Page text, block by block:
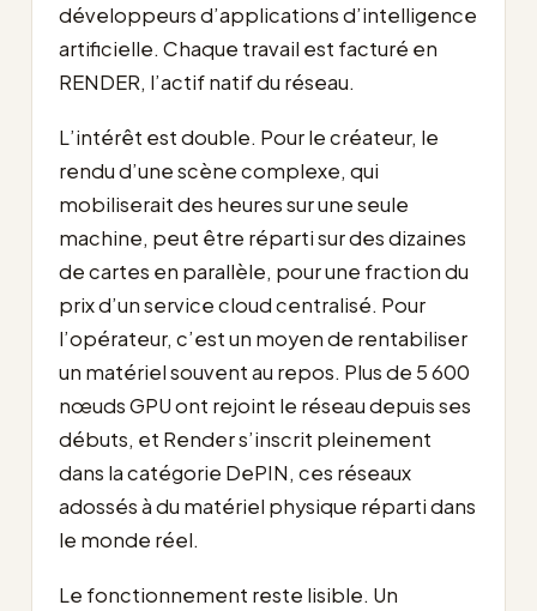
développeurs d’applications d’intelligence
artificielle. Chaque travail est facturé en
RENDER, l’actif natif du réseau.
L’intérêt est double. Pour le créateur, le
rendu d’une scène complexe, qui
mobiliserait des heures sur une seule
machine, peut être réparti sur des dizaines
de cartes en parallèle, pour une fraction du
prix d’un service cloud centralisé. Pour
l’opérateur, c’est un moyen de rentabiliser
un matériel souvent au repos. Plus de 5 600
nœuds GPU ont rejoint le réseau depuis ses
débuts, et Render s’inscrit pleinement
dans la catégorie DePIN, ces réseaux
adossés à du matériel physique réparti dans
le monde réel.
Le fonctionnement reste lisible. Un